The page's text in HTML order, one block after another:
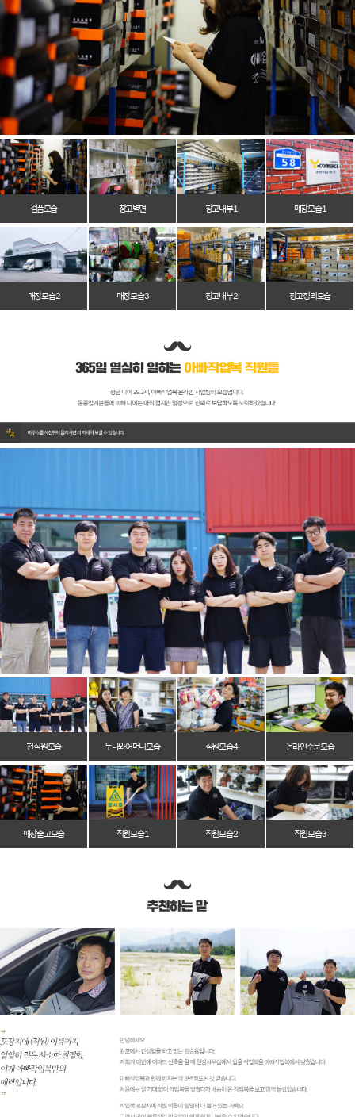
검품모습 창고벽면 창고 내부 1 매장 모습 1
매장 모습 2 매장 모습 3 창고 내부 2 창고 정리 모습
전 직원 모습 누나와 어머니 모습 직원 모습 4 온라인 주문 모습
매장 출고 모습 직원 모습 1 직원 모습 2 직원 모습 3